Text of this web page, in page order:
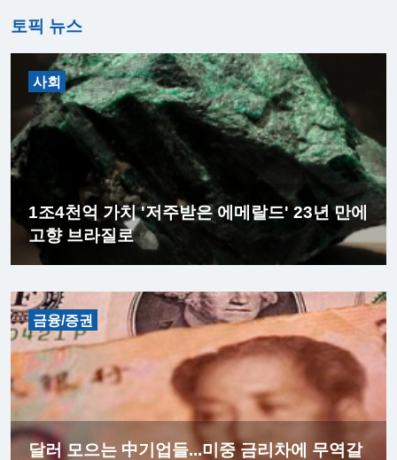
토픽 뉴스
사회
1조4천억 가치 '저주받은 에메랄드' 23년 만에
고향 브라질로
금융/증권
달러 모으는 中기업들...미중 금리차에 무역갈